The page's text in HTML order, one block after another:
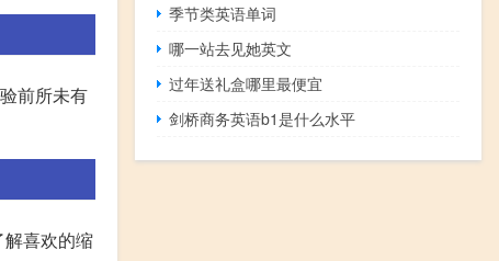
前所未有
喜欢的缩
季节类英语单词
哪一站去见她英文
过年送礼盒哪里最便宜
剑桥商务英语b1是什么水平